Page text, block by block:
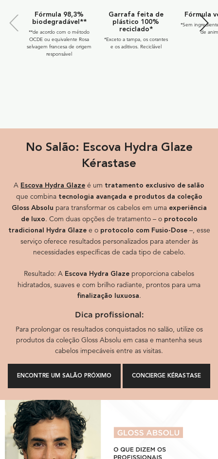
Fórmula 98,3%
biodegradável**
**de acordo com o método
OCDE ou equivalente Rosa
selvagem francesa de origem
responsável
Garrafa feita de
plástico 100%
reciclado*
*Exceto a tampa, os corantes
e os aditivos. Reciclável
Fórmula
*Sem
de
No Salão: Escova Hydra Glaze
Kérastase
A Escova Hydra Glaze é um tratamento exclusivo de salão
que combina tecnologia avançada e produtos da coleção
Gloss Absolu para transformar os cabelos em uma experiência
de luxo. Com duas opções de tratamento – o protocolo
tradicional Hydra Glaze e o protocolo com Fusio-Dose–, esse
serviço oferece resultados personalizados para atender às
necessidades específicas de cada tipo de cabelo.
Resultado: A Escova Hydra Glaze proporciona cabelos
hidratados, suaves e com brilho radiante, prontos para uma
finalização luxuosa.
Dica profissional:
Para prolongar os resultados conquistados no salão, utilize os
produtos da coleção Gloss Absolu em casa e mantenha seus
cabelos impecáveis entre as visitas.
ENCONTRE UM SALÃO PRÓXIMO CONCIERGE KÉRASTASE